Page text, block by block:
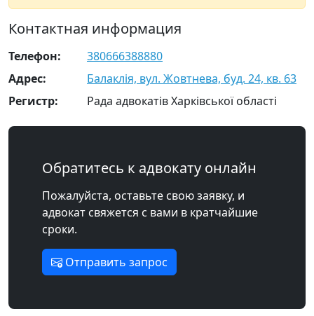
Контактная информация
Телефон:
380666388880
Адрес:
Балаклія, вул. Жовтнева, буд. 24, кв. 63
Регистр:
Рада адвокатів Харківської області
Обратитесь к адвокату онлайн
Пожалуйста, оставьте свою заявку, и
адвокат свяжется с вами в кратчайшие
сроки.
Отправить запрос